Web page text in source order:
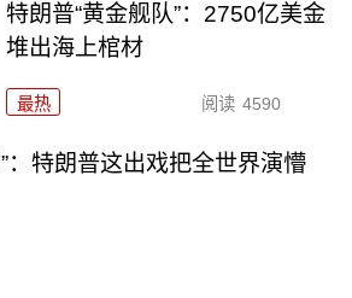
特朗普“黄金舰队”：2750亿美金
堆出海上棺材
最热 阅读 4590
：特朗普这出戏把全世界演懵